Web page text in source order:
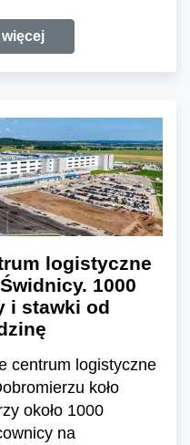
logistyczne
1000
i stawki od
centrum logistyczne
koło
około 1000
na